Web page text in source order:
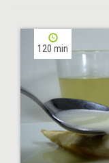
120 min